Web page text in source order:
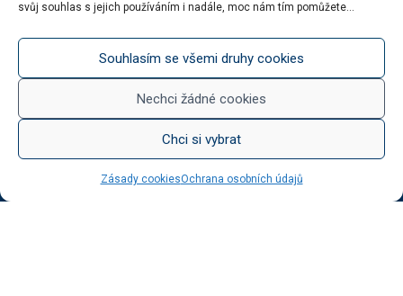
svůj souhlas s jejich používáním i nadále, moc nám tím pomůžete...
Souhlasím se všemi druhy cookies
Nechci žádné cookies
Chci si vybrat
Zásady cookiesOchrana osobních údajů
Lahvové víno
Šumivá vína
Něco na zub
Dárkové balení